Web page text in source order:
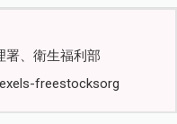
署、衛生福利部
freestocksorg